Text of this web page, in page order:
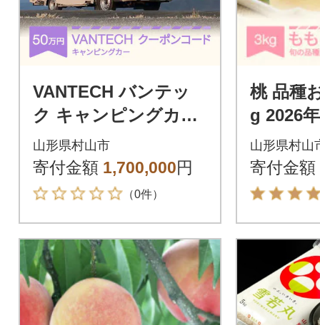
VANTECH バンテッ
ク キャンピングカー
クーポンコード 50万
円分
山形県村山市
寄付金額 1,700,000円
（0件）
桃 品種
g 2026
山形県村山
寄付金額